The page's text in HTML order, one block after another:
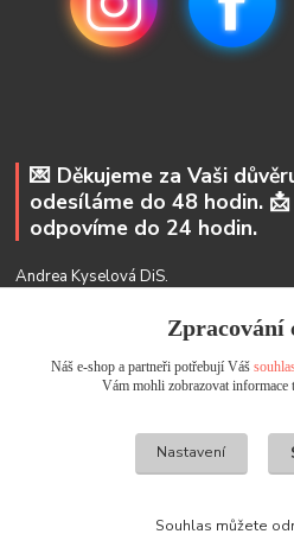
💌 Děkujeme za Vaši
odesíláme do 48 hodin.
odpovíme do 24 hodin.
Andrea Kyselová DiS.
Všechna práva
Zpracování
Náš e-shop a partneři potřebují Váš
Vám mohli zobrazovat informace
Nastavení
Souhlas můžete